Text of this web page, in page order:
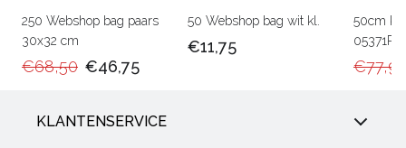
250 Webshop bag paars
30x32 cm
€68,50 €46,75
50 Webshop bag wit kl.
€11,75
50cm
05371RU
KLANTENSERVICE